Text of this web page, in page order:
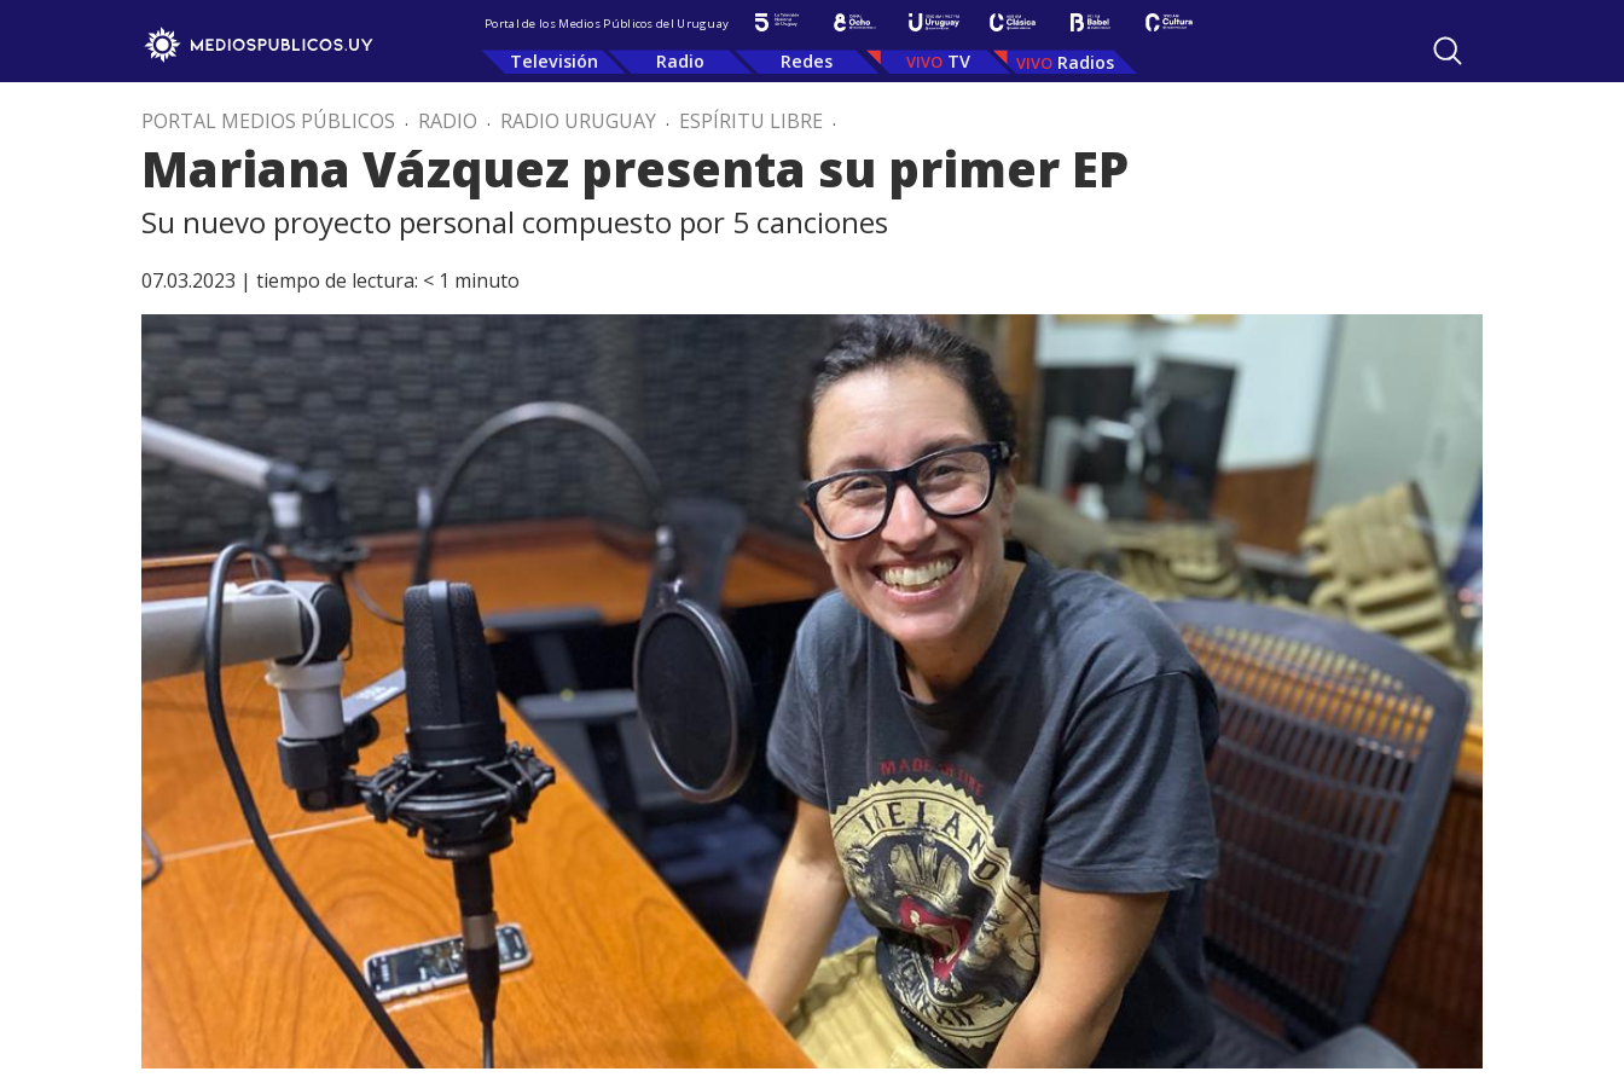
Portal de los Medios Públicos del Uruguay
Televisión Radio Redes TV Radios
PORTAL MEDIOS PÚBLICOS . RADIO . RADIO URUGUAY . ESPÍRITU LIBRE .
Mariana Vázquez presenta su primer EP
Su nuevo proyecto personal compuesto por 5 canciones
07.03.2023 | tiempo de lectura: < 1 minuto